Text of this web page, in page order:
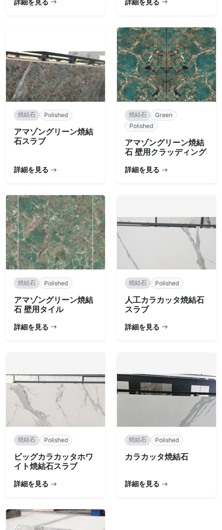
焼結石 Polished
アマゾングリーン焼結
石スラブ
詳細を見る
焼結石
Green
Polished
アマゾングリーン焼結
石 壁用クラッディング
詳細を見る
焼結石 Polished
アマゾングリーン焼結
石 壁用タイル
詳細を見る
焼結石 Polished
人工カラカッタ焼結石
スラブ
詳細を見る
焼結石 Polished
ビッグカラカッタホワ
イト焼結石スラブ
詳細を見る
焼結石 Polished
カラカッタ焼結石
詳細を見る